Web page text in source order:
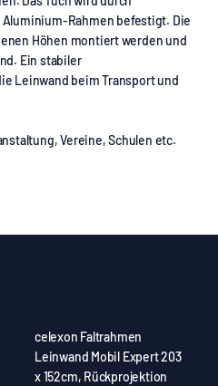
Rahmen befestigt. Die
Höhen montiert werden und
Ein stabiler
Leinwand beim Transport und
Vereine, Schulen etc.
celexon Faltrahmen
Leinwand Mobil Expert 203
x 152cm, Rückprojektion